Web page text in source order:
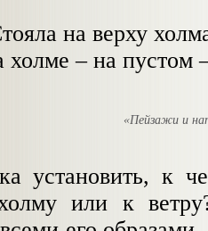
на верху
холме – на пустом
«Пейзажи и
установить, к
или к